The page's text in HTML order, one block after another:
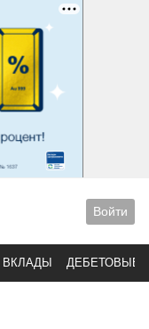
Войти
ВКЛАДЫ ДЕБЕТОВЫЕ